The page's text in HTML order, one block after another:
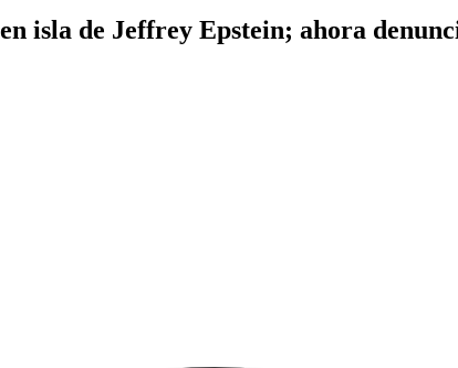
isla de Jeffrey Epstein; ahora